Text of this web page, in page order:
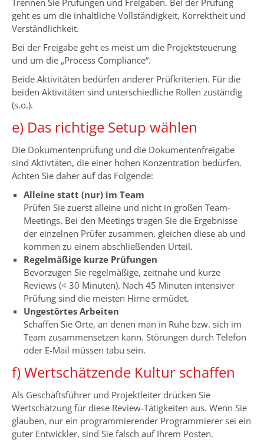
Trennen Sie Prüfungen und Freigaben. Bei der Prüfung
geht es um die inhaltliche Vollständigkeit, Korrektheit und
Verständlichkeit.
Bei der Freigabe geht es meist um die Projektsteuerung
und um die „Process Compliance“.
Beide Aktivitäten bedürfen anderer Prüfkriterien. Für die
beiden Aktivitäten sind unterschiedliche Rollen zuständig
(s.o.).
e) Das richtige Setup wählen
Die Dokumentenprüfung und die Dokumentenfreigabe
sind Aktivtäten, die einer hohen Konzentration bedürfen.
Achten Sie daher auf das Folgende:
Alleine statt (nur) im Team
Prüfen Sie zuerst alleine und nicht in großen Team-
Meetings. Bei den Meetings tragen Sie die Ergebnisse
der einzelnen Prüfer zusammen, gleichen diese ab und
kommen zu einem abschließenden Urteil.
Regelmäßige kurze Prüfungen
Bevorzugen Sie regelmäßige, zeitnahe und kurze
Reviews (< 30 Minuten). Nach 45 Minuten intensiver
Prüfung sind die meisten Hirne ermüdet.
Ungestörtes Arbeiten
Schaffen Sie Orte, an denen man in Ruhe bzw. sich im
Team zusammensetzen kann. Störungen durch Telefon
oder E-Mail müssen tabu sein.
f) Wertschätzende Kultur schaffen
Als Geschäftsführer und Projektleiter drücken Sie
Wertschätzung für diese Review-Tätigkeiten aus. Wenn Sie
glauben, nur ein programmierender Programmierer sei ein
guter Entwickler, sind Sie falsch auf Ihrem Posten.